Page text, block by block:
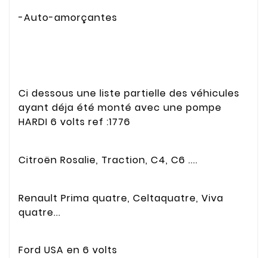
-Auto-amorçantes
Ci dessous une liste partielle des véhicules
ayant déja été monté avec une pompe
HARDI 6 volts ref :1776
Citroën Rosalie, Traction, C4, C6 ....
Renault Prima quatre, Celtaquatre, Viva
quatre...
Ford USA en 6 volts